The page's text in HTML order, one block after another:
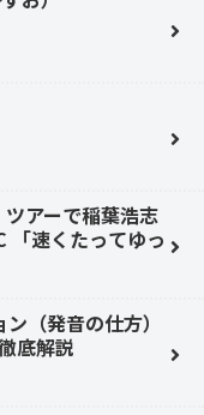
ツアーで稲葉浩志
「速くたってゆっ
（発音の仕方）
底解説